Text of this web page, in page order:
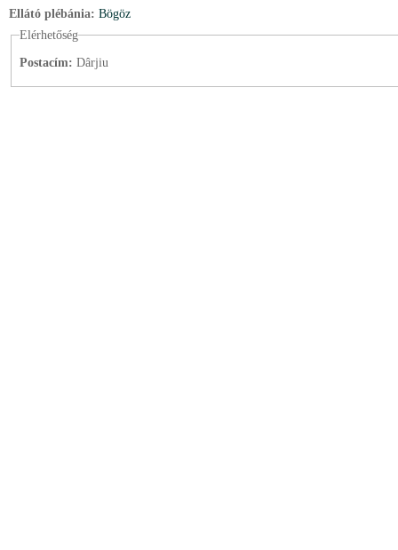
Ellátó plébánia: Bögöz
Elérhetőség
Postacím: Dârjiu